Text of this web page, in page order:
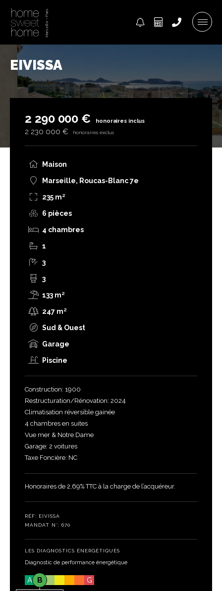
EIVISSA
2 290 000 € honoraires inclus
2 230 000 € honoraires exclus
Maison
Marseille, Roucas-Blanc 7e
235 m²
6 pièces
4 chambres
1
3
3
133 m²
247 m²
Sud & Ouest
Garage
Piscine
Construction: 1900
Restructuration/Rénovation: 2024
Climatisation réversible gainée
4 chambres en suites
Vue mer & Notre Dame
Garage: 2 voitures
Taxe Foncière: NC
Honoraires de 2,69% TTC à la charge de l’acquéreur.
RÉF: EIVISSA
MANDAT N°: 670
LES DIAGNOSTICS ÉNERGÉTIQUES
Diagnostic de performance énergétique
A G
B